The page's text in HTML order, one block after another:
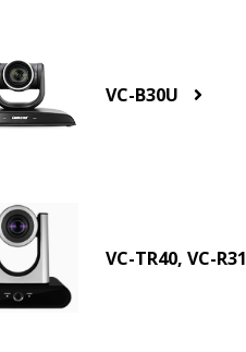
VC-B30U
VC-TR40, VC-R31